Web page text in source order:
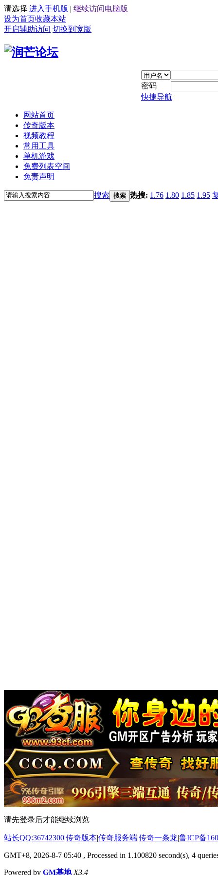
请选择 进入手机版 | 继续访问电脑版
设为首页收藏本站
开启辅助访问 切换到宽版
密码
快捷导航
网站首页
传奇版本
视频教程
常用工具
单机游戏
免费列表空间
免责声明
搜索 搜索 热搜: 1.76 1.80 1.85 1.95
请先登录后才能继续浏览
站长QQ:36742300|传奇版本|传奇服务端|传奇一条龙|鲁ICP备
GMT+8, 2026-8-7 05:40 , Processed in 1.100820 second(s), 4
Powered by GM基地 X3.4